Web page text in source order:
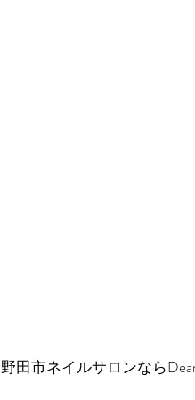
野田市ネイルサロンなら